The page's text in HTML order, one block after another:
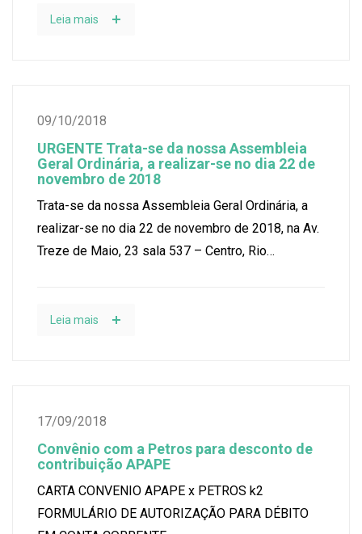
Leia mais
09/10/2018
URGENTE Trata-se da nossa Assembleia
Geral Ordinária, a realizar-se no dia 22 de
novembro de 2018
Trata-se da nossa Assembleia Geral Ordinária, a
realizar-se no dia 22 de novembro de 2018, na Av.
Treze de Maio, 23 sala 537 – Centro, Rio…
Leia mais
17/09/2018
Convênio com a Petros para desconto de
contribuição APAPE
CARTA CONVENIO APAPE x PETROS k2
FORMULÁRIO DE AUTORIZAÇÃO PARA DÉBITO